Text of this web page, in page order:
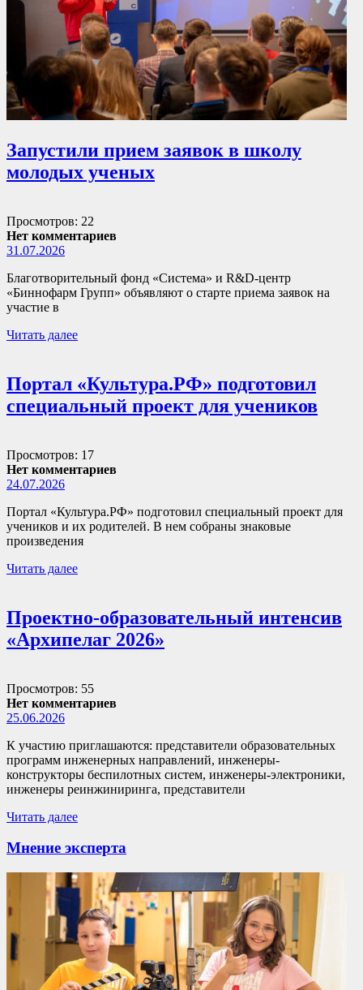
Запустили прием заявок в школу
молодых ученых
Просмотров: 22
Нет комментариев
31.07.2026
Благотворительный фонд «Система» и R&D-центр
«Биннофарм Групп» объявляют о старте приема заявок на
участие в
Читать далее
Портал «Культура.РФ» подготовил
специальный проект для учеников
Просмотров: 17
Нет комментариев
24.07.2026
Портал «Культура.РФ» подготовил специальный проект для
учеников и их родителей. В нем собраны знаковые
произведения
Читать далее
Проектно-образовательный интенсив
«Архипелаг 2026»
Просмотров: 55
Нет комментариев
25.06.2026
К участию приглашаются: представители образовательных
программ инженерных направлений, инженеры-
конструкторы беспилотных систем, инженеры-электроники,
инженеры реинжиниринга, представители
Читать далее
Мнение эксперта